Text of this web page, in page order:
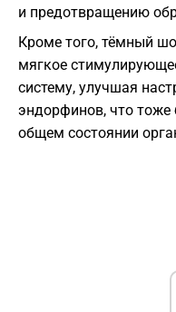
и предотвращению
Кроме того, тёмный
мягкое
систему, улучшая
эндорфинов, что тоже
общем состоянии